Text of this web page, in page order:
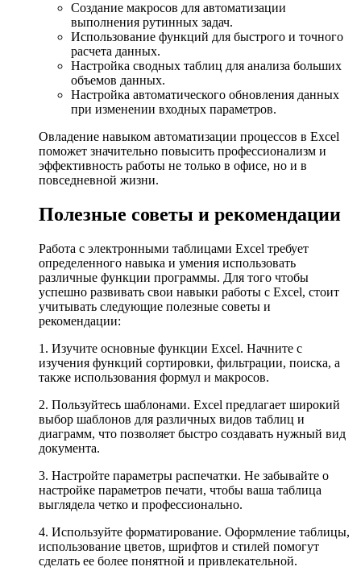
Создание макросов для автоматизации
выполнения рутинных задач.
Использование функций для быстрого и точного
расчета данных.
Настройка сводных таблиц для анализа больших
объемов данных.
Настройка автоматического обновления данных
при изменении входных параметров.
Овладение навыком автоматизации процессов в Excel
поможет значительно повысить профессионализм и
эффективность работы не только в офисе, но и в
повседневной жизни.
Полезные советы и рекомендации
Работа с электронными таблицами Excel требует
определенного навыка и умения использовать
различные функции программы. Для того чтобы
успешно развивать свои навыки работы с Excel, стоит
учитывать следующие полезные советы и
рекомендации:
1. Изучите основные функции Excel. Начните с
изучения функций сортировки, фильтрации, поиска, а
также использования формул и макросов.
2. Пользуйтесь шаблонами. Excel предлагает широкий
выбор шаблонов для различных видов таблиц и
диаграмм, что позволяет быстро создавать нужный вид
документа.
3. Настройте параметры распечатки. Не забывайте о
настройке параметров печати, чтобы ваша таблица
выглядела четко и профессионально.
4. Используйте форматирование. Оформление таблицы,
использование цветов, шрифтов и стилей помогут
сделать ее более понятной и привлекательной.